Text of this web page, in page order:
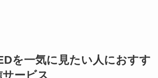
を一気に見たい人におすす
ービス